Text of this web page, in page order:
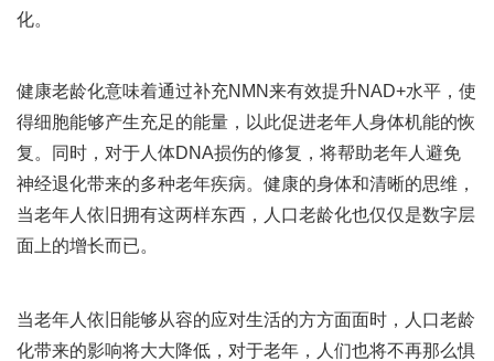
化。
健康老龄化意味着通过补充NMN来有效提升NAD+水平，使
得细胞能够产生充足的能量，以此促进老年人身体机能的恢
复。同时，对于人体DNA损伤的修复，将帮助老年人避免
神经退化带来的多种老年疾病。健康的身体和清晰的思维，
当老年人依旧拥有这两样东西，人口老龄化也仅仅是数字层
面上的增长而已。
当老年人依旧能够从容的应对生活的方方面面时，人口老龄
化带来的影响将大大降低，对于老年，人们也将不再那么惧